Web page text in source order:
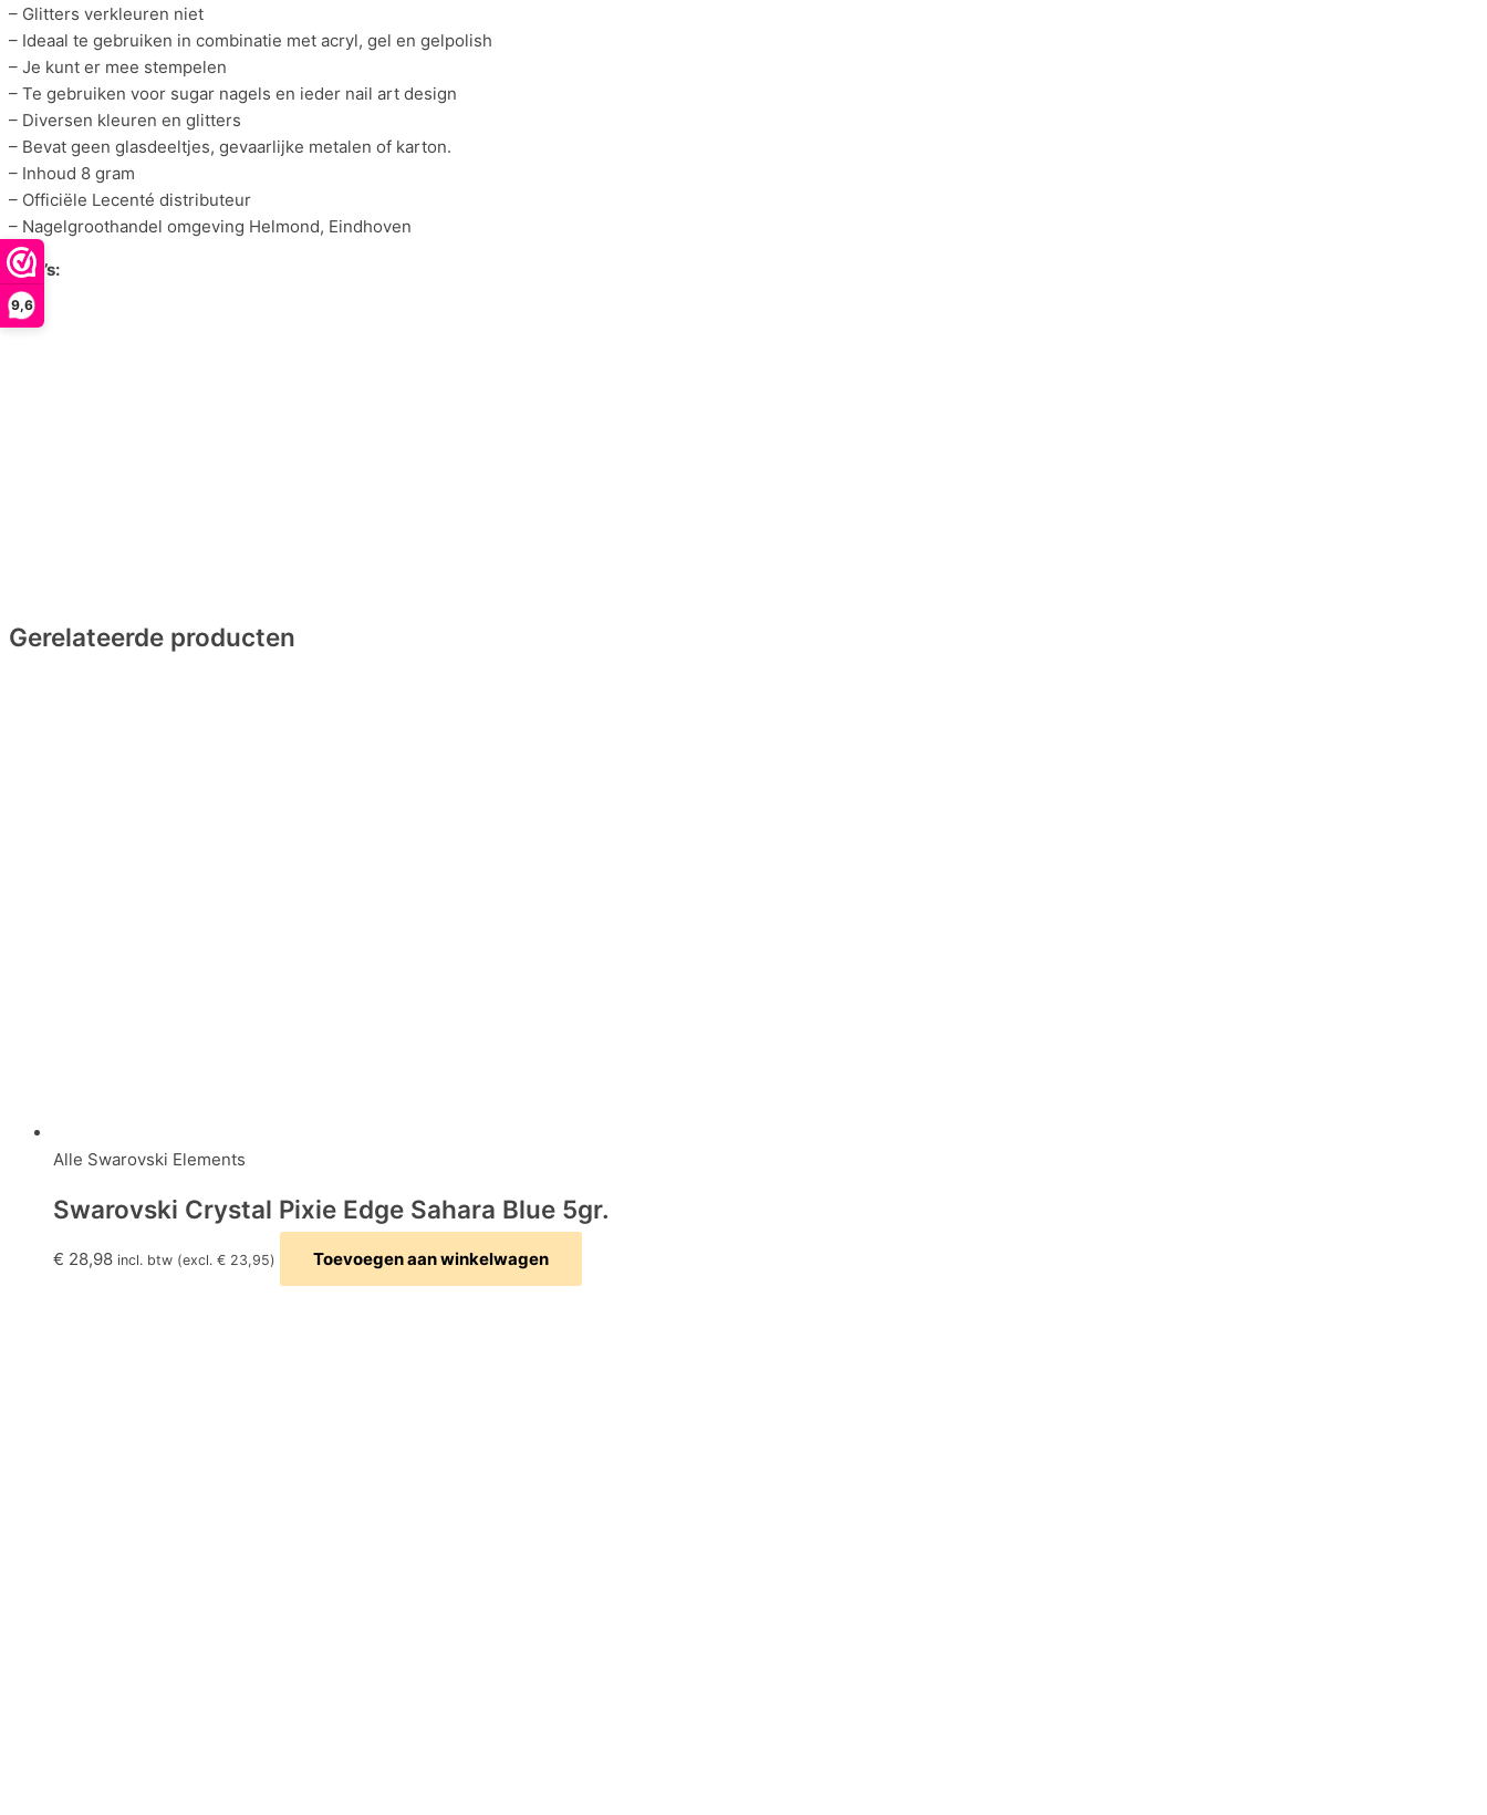
9,6
– Glitters verkleuren niet
– Ideaal te gebruiken in combinatie met acryl, gel en gelpolish
– Je kunt er mee stempelen
– Te gebruiken voor sugar nagels en ieder nail art design
– Diversen kleuren en glitters
– Bevat geen glasdeeltjes, gevaarlijke metalen of karton.
– Inhoud 8 gram
– Officiële Lecenté distributeur
– Nagelgroothandel omgeving Helmond, Eindhoven
Foto’s:
Gerelateerde producten
Alle Swarovski Elements
Swarovski Crystal Pixie Edge Sahara Blue 5gr.
€ 28,98 incl. btw (excl. € 23,95) Toevoegen aan winkelwagen